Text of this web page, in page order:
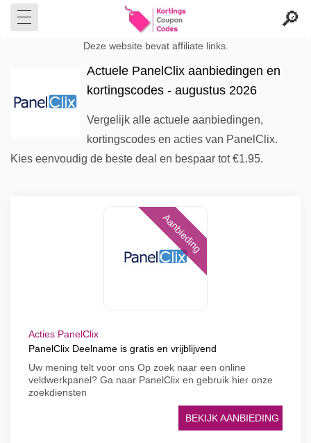
Deze website bevat affiliate links.
Actuele PanelClix aanbiedingen en
kortingscodes - augustus 2026
Vergelijk alle actuele aanbiedingen,
kortingscodes en acties van PanelClix.
Kies eenvoudig de beste deal en bespaar tot €1.95.
Aanbieding
Acties PanelClix
PanelClix Deelname is gratis en vrijblijvend
Uw mening telt voor ons Op zoek naar een online
veldwerkpanel? Ga naar PanelClix en gebruik hier onze
zoekdiensten
BEKIJK AANBIEDING